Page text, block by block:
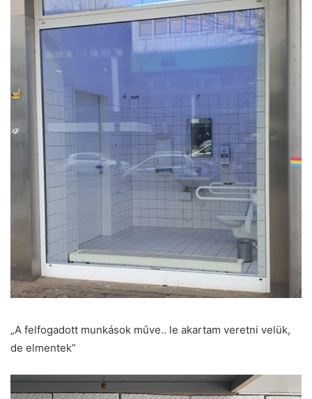
„A felfogadott munkások műve.. le akartam veretni velük,
de elmentek”